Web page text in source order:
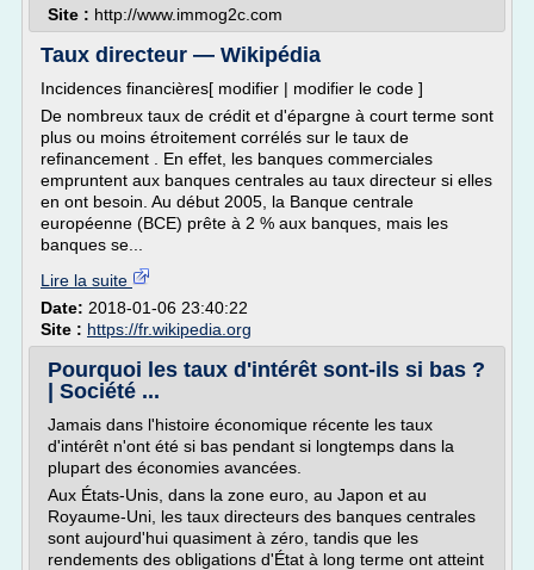
Site : http://www.immog2c.com
Taux directeur — Wikipédia
Incidences financières[ modifier | modifier le code ]
De nombreux taux de crédit et d'épargne à court terme sont
plus ou moins étroitement corrélés sur le taux de
refinancement . En effet, les banques commerciales
empruntent aux banques centrales au taux directeur si elles
en ont besoin. Au début 2005, la Banque centrale
européenne (BCE) prête à 2 % aux banques, mais les
banques se...
Lire la suite
Date: 2018-01-06 23:40:22
Site : https://fr.wikipedia.org
Pourquoi les taux d'intérêt sont-ils si bas ?
| Société ...
Jamais dans l'histoire économique récente les taux
d'intérêt n'ont été si bas pendant si longtemps dans la
plupart des économies avancées.
Aux États-Unis, dans la zone euro, au Japon et au
Royaume-Uni, les taux directeurs des banques centrales
sont aujourd'hui quasiment à zéro, tandis que les
rendements des obligations d'État à long terme ont atteint